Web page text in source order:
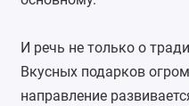
И речь не только о
Вкусных подарков
направление